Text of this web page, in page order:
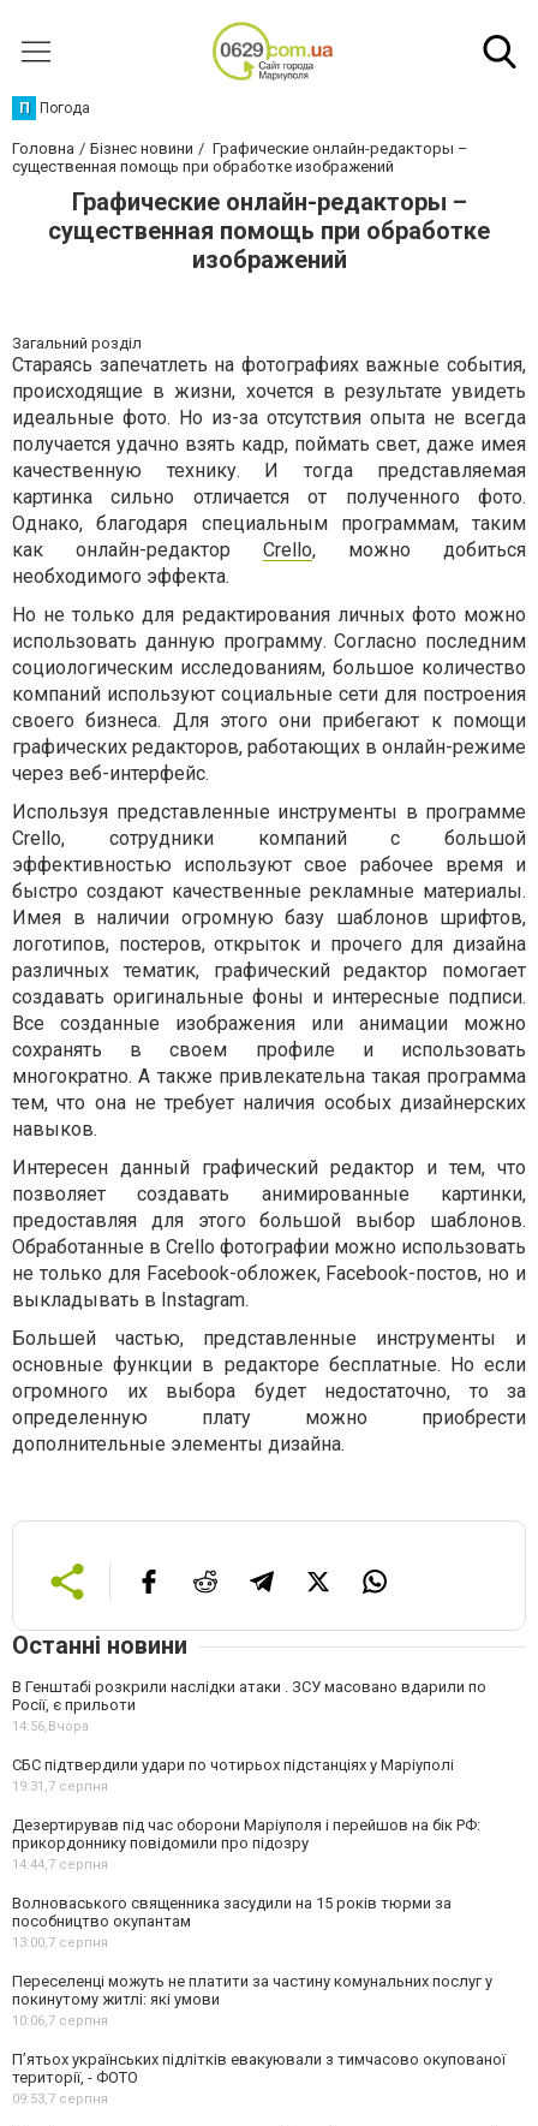
П Погода
Головна Бізнес новини
Графические онлайн-редакторы –
существенная помощь при обработке изображений
Графические онлайн-редакторы –
существенная помощь при обработке
изображений
Загальний розділ
Стараясь запечатлеть на фотографиях важные события,
происходящие в жизни, хочется в результате увидеть
идеальные фото. Но из-за отсутствия опыта не всегда
получается удачно взять кадр, поймать свет, даже имея
качественную технику. И тогда представляемая
картинка сильно отличается от полученного фото.
Однако, благодаря специальным программам, таким
как онлайн-редактор Crello, можно добиться
необходимого эффекта.
Но не только для редактирования личных фото можно
использовать данную программу. Согласно последним
социологическим исследованиям, большое количество
компаний используют социальные сети для построения
своего бизнеса. Для этого они прибегают к помощи
графических редакторов, работающих в онлайн-режиме
через веб-интерфейс.
Используя представленные инструменты в программе
Crello, сотрудники компаний с большой
эффективностью используют свое рабочее время и
быстро создают качественные рекламные материалы.
Имея в наличии огромную базу шаблонов шрифтов,
логотипов, постеров, открыток и прочего для дизайна
различных тематик, графический редактор помогает
создавать оригинальные фоны и интересные подписи.
Все созданные изображения или анимации можно
сохранять в своем профиле и использовать
многократно. А также привлекательна такая программа
тем, что она не требует наличия особых дизайнерских
навыков.
Интересен данный графический редактор и тем, что
позволяет создавать анимированные картинки,
предоставляя для этого большой выбор шаблонов.
Обработанные в Crello фотографии можно использовать
не только для Facebook-обложек, Facebook-постов, но и
выкладывать в Instagram.
Большей частью, представленные инструменты и
основные функции в редакторе бесплатные. Но если
огромного их выбора будет недостаточно, то за
определенную плату можно приобрести
дополнительные элементы дизайна.
Останні новини
В Генштабі розкрили наслідки атаки . ЗСУ масовано вдарили по
Росії, є прильоти
14:56,Вчора
СБС підтвердили удари по чотирьох підстанціях у Маріуполі
19:31,7 серпня
Дезертирував під час оборони Маріуполя і перейшов на бік РФ:
прикордоннику повідомили про підозру
14:44,7 серпня
Волноваського священника засудили на 15 років тюрми за
пособництво окупантам
13:00,7 серпня
Переселенці можуть не платити за частину комунальних послуг у
покинутому житлі: які умови
10:06,7 серпня
П’ятьох українських підлітків евакуювали з тимчасово окупованої
території, - ФОТО
09:53,7 серпня